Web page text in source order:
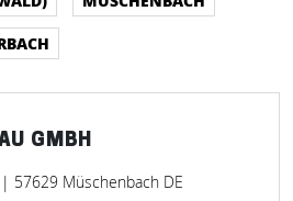
GMBH
| 57629 Müschenbach DE